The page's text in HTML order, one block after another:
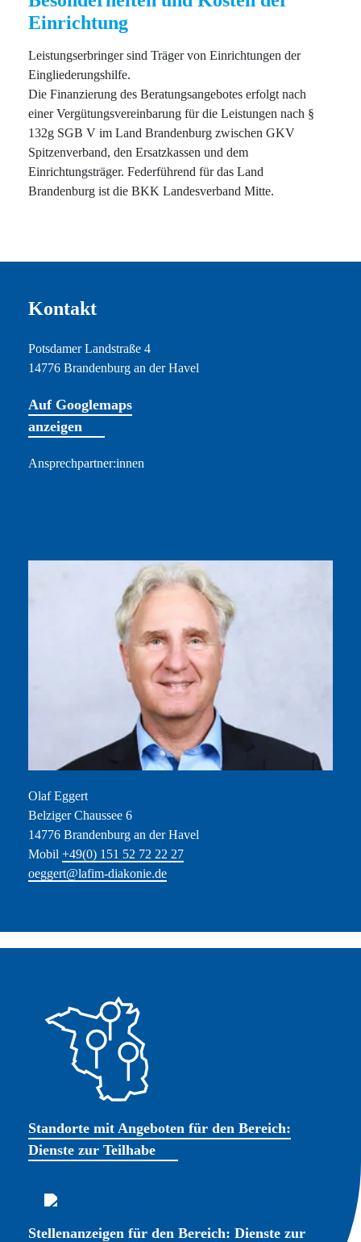
Einrichtung
Leistungserbringer sind Träger von Einrichtungen der
Eingliederungshilfe.
Die Finanzierung des Beratungsangebotes erfolgt nach
einer Vergütungsvereinbarung für die Leistungen nach §
132g SGB V im Land Brandenburg zwischen GKV
Spitzenverband, den Ersatzkassen und dem
Einrichtungsträger. Federführend für das Land
Brandenburg ist die BKK Landesverband Mitte.
Kontakt
Potsdamer Landstraße 4
14776 Brandenburg an der Havel
Auf Googlemaps
anzeigen
Ansprechpartner:innen
Olaf Eggert
Belziger Chaussee 6
14776 Brandenburg an der Havel
Mobil +49(0) 151 52 72 22 27
oeggert@lafim-diakonie.de
Standorte mit Angeboten für den Bereich:
Dienste zur Teilhabe
Stellenanzeigen für den Bereich: Dienste zur